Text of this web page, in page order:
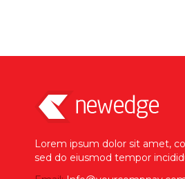
Lorem ipsum dolor sit amet,
sed do eiusmod tempor